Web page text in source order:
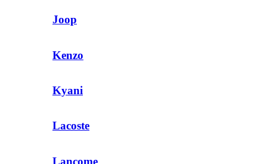
Joop
Kenzo
Kyani
Lacoste
Lancome